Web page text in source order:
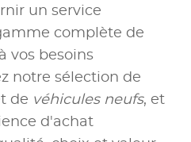
un service
complète de
vos besoins
notre sélection de
de véhicules neufs, et
d'achat